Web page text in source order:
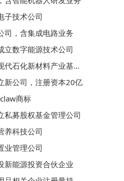
子技术公司
司，含集成电路业务
立数字能源技术公司
材料产业基金，出资额50亿
新公司，注册资本20亿
商标
私募股权基金管理公司
养科技公司
业管理公司
新能源投资合伙企业